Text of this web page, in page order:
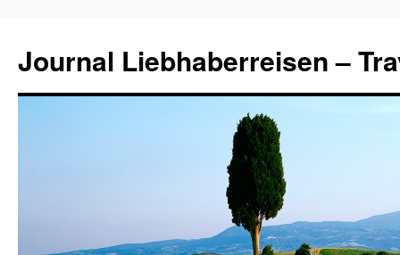
Journal Liebhaberreisen –